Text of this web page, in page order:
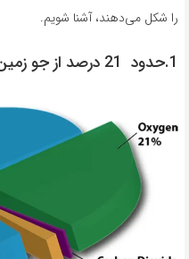
را شکل می‌دهند، آشنا شویم.
1.حدود 21 درصد از جو زمین را اکسیژن تشکیل می دهد.